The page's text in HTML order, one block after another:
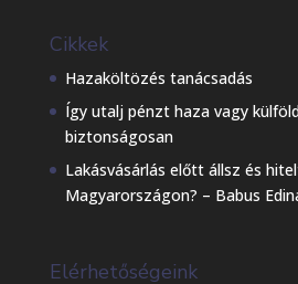
Cikkek
Hazaköltözés tanácsadás
Így utalj pénzt haza vagy
biztonságosan
Lakásvásárlás előtt állsz és
Magyarországon? – Babus
Elérhetőségeink